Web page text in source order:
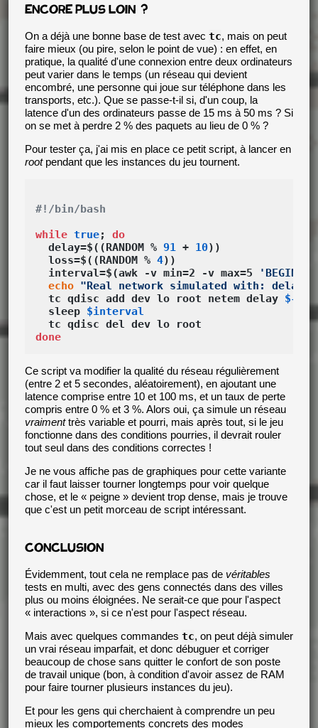
ENCORE PLUS LOIN ?
On a déjà une bonne base de test avec tc, mais on peut
faire mieux (ou pire, selon le point de vue) : en effet, en
pratique, la qualité d'une connexion entre deux ordinateurs
peut varier dans le temps (un réseau qui devient
encombré, une personne qui joue sur téléphone dans les
transports, etc.). Que se passe-t-il si, d'un coup, la
latence d'un des ordinateurs passe de 15 ms à 50 ms ? Si
on se met à perdre 2 % des paquets au lieu de 0 % ?
Pour tester ça, j'ai mis en place ce petit script, à lancer en
rootpendant que les instances du jeu tournent.
#!/bin/bash
while true; do
  delay=$((RANDOM %
91 + 10))
  loss=$((RANDOM %
4))
  interval=$(awk -v min=2 -v max=5
echo "Real network simulated with: delay=
  tc qdisc add dev lo root netem delay
  sleep
$interval
done
Ce script va modifier la qualité du réseau régulièrement
(entre 2 et 5 secondes, aléatoirement), en ajoutant une
latence comprise entre 10 et 100 ms, et un taux de perte
compris entre 0 % et 3 %. Alors oui, ça simule un réseau
vraimenttrès variable et pourri, mais après tout, si le jeu
fonctionne dans des conditions pourries, il devrait rouler
tout seul dans des conditions correctes !
Je ne vous affiche pas de graphiques pour cette variante
car il faut laisser tourner longtemps pour voir quelque
chose, et le « peigne » devient trop dense, mais je trouve
que c'est un petit morceau de script intéressant.
CONCLUSION
Évidemment, tout cela ne remplace pas de véritables
tests en multi, avec des gens connectés dans des villes
plus ou moins éloignées. Ne serait-ce que pour l'aspect
« interactions », si ce n'est pour l'aspect réseau.
Mais avec quelques commandes tc, on peut déjà simuler
un vrai réseau imparfait, et donc débuguer et corriger
beaucoup de chose sans quitter le confort de son poste
de travail unique (bon, à condition d'avoir assez de RAM
pour faire tourner plusieurs instances du jeu).
Et pour les gens qui cherchaient à comprendre un peu
mieux les comportements concrets des modes